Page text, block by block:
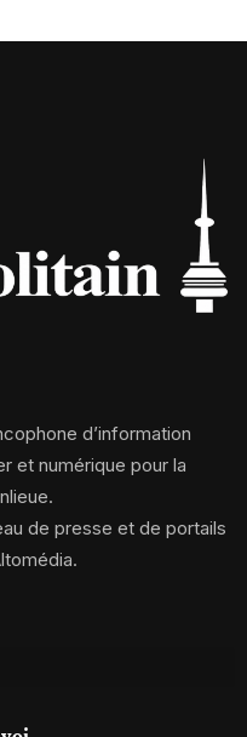
d’information
et numérique pour la
de presse et de portails